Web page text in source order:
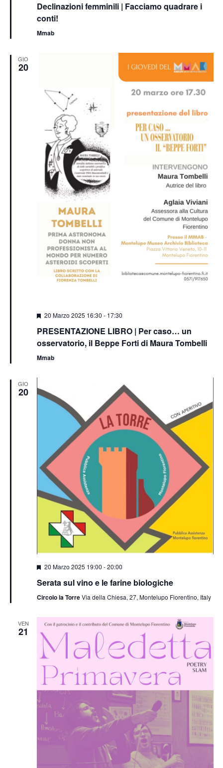
Declinazioni femminili | Facciamo quadrare i
conti!
Mmab
GIO
20
Segnalati
20 Marzo 2025 16:30 - 17:30
PRESENTAZIONE LIBRO | Per caso… un
osservatorio, il Beppe Forti di Maura Tombelli
Mmab
GIO
20
Segnalati
20 Marzo 2025 19:00 -20:00
Serata sul vino e le farine biologiche
Circolo la TorreVia della Chiesa, 27, Montelupo Fiorentino, Italy
VEN
21